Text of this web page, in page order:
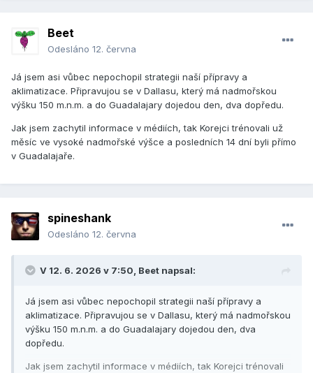
Beet
Odesláno 12. června
Já jsem asi vůbec nepochopil strategii naší přípravy a
aklimatizace. Připravujou se v Dallasu, který má nadmořskou
výšku 150 m.n.m. a do Guadalajary dojedou den, dva dopředu.
Jak jsem zachytil informace v médiích, tak Korejci trénovali už
měsíc ve vysoké nadmořské výšce a posledních 14 dní byli přímo
v Guadalajaře.
spineshank
Odesláno 12. června
V 12. 6. 2026 v 7:50, Beet napsal:
Já jsem asi vůbec nepochopil strategii naší přípravy a
aklimatizace. Připravujou se v Dallasu, který má nadmořskou
výšku 150 m.n.m. a do Guadalajary dojedou den, dva
dopředu.
Jak jsem zachytil informace v médiích, tak Korejci trénovali